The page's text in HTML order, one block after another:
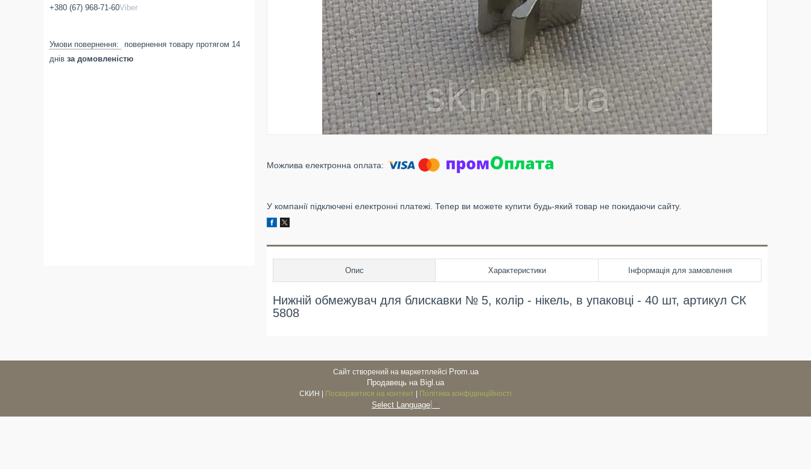
У компанії підключені електронні платежі. Тепер ви можете купити будь-який товар не покидаючи сайту.
Опис Характеристики Інформація для замовлення
Нижній обмежувач для блискавки № 5, колір - нікель, в упаковці - 40 шт, артикул СК
5808
+380 (67) 968-71-60Viber
повернення товару протягом 14
днів за домовленістю
Сайт створений на маркетплейсі Prom.ua
Продавець на Bigl.ua
СКИН | Поскаржитися на контент | Політика конфіденційності
Select Language